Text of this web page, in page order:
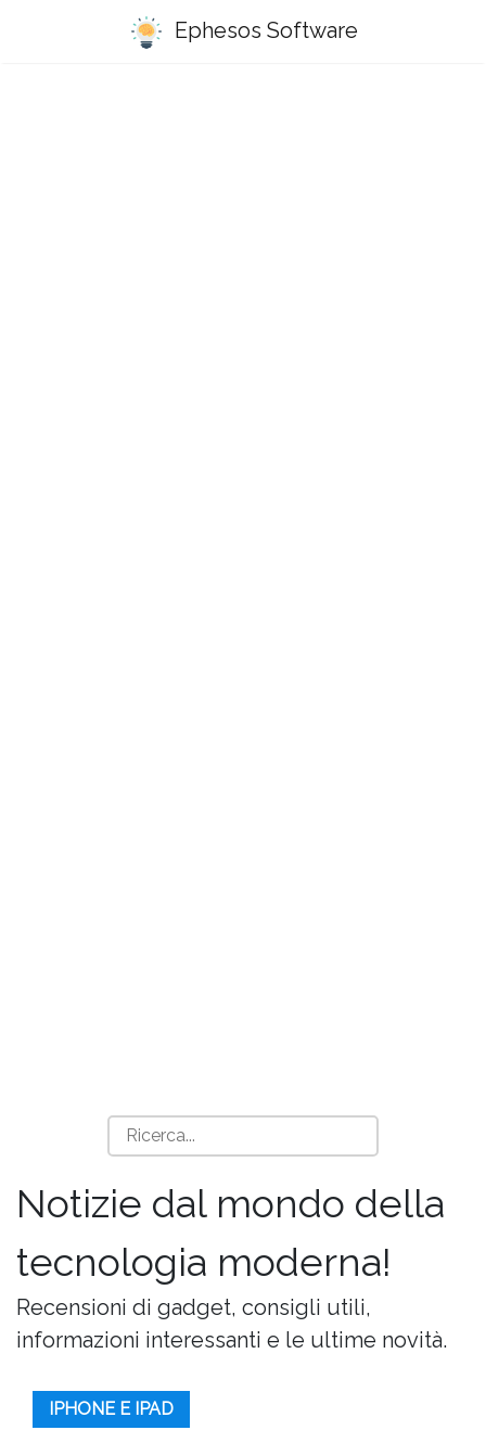
Ephesos Software
Notizie dal mondo della
tecnologia moderna!
Recensioni di gadget, consigli utili,
informazioni interessanti e le ultime novità.
IPHONE E IPAD